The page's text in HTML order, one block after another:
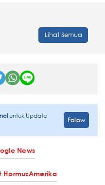
Lihat Semua
untuk Update
Follow
News
HormuzAmerika